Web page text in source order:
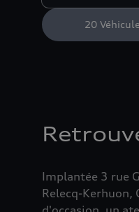
20
Implantée 3 rue
Relecq-Kerhuon,